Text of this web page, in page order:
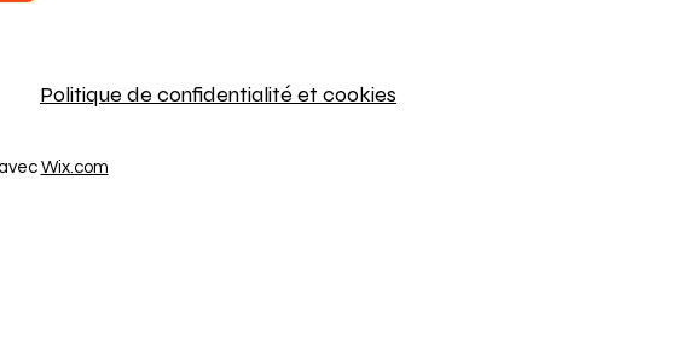
Politique de confidentialité et cookies
Wix.com